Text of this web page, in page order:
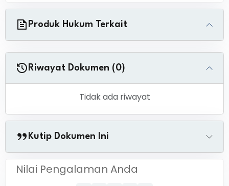
Produk Hukum Terkait
Riwayat Dokumen (0)
Tidak ada riwayat
Kutip Dokumen Ini
Nilai Pengalaman Anda